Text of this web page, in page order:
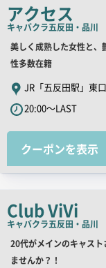
コ
ピ
ー
アクセス
キャバクラ五反田・品川
店
舗
PR
キ
ャ
ッ
コ
美しく成熟した女性と、
性多数在籍
JR「五反田駅」東
20:00～LAST
クーポンを表示
Club ViVi
キャバクラ五反田・品川
店
舗
20代がメインのキャス
ませんか？！